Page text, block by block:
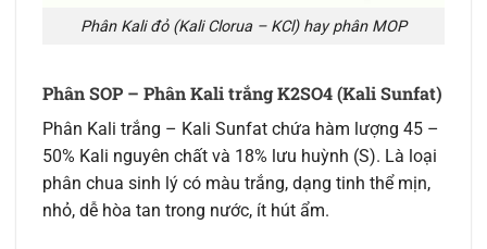
Phân Kali đỏ (Kali Clorua – KCl) hay phân MOP
Phân SOP – Phân Kali trắng K2SO4 (Kali Sunfat)
Phân Kali trắng – Kali Sunfat chứa hàm lượng 45 –
50% Kali nguyên chất và 18% lưu huỳnh (S). Là loại
phân chua sinh lý có màu trắng, dạng tinh thể mịn,
nhỏ, dễ hòa tan trong nước, ít hút ẩm.